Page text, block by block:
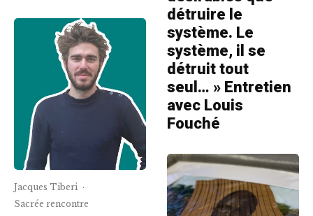
Jacques Tiberi ·
Sacrée rencontre
détruire le
système. Le
système, il se
détruit tout
seul… » Entretien
avec Louis
Fouché